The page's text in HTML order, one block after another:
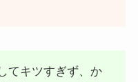
てキツすぎず、か